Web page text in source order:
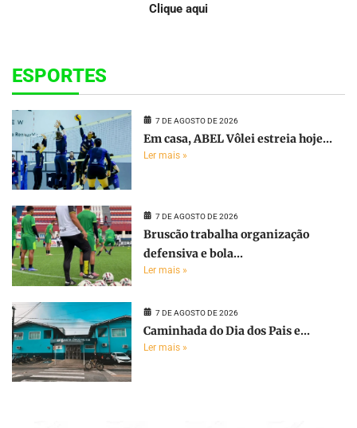
Clique aqui
ESPORTES
7 DE AGOSTO DE 2026
Em casa, ABEL Vôlei estreia hoje...
Ler mais »
7 DE AGOSTO DE 2026
Bruscão trabalha organização
defensiva e bola...
Ler mais »
7 DE AGOSTO DE 2026
Caminhada do Dia dos Pais e...
Ler mais »